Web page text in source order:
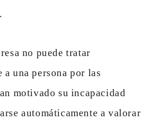
no puede tratar
a una persona por las
motivado su incapacidad
automáticamente a valorar